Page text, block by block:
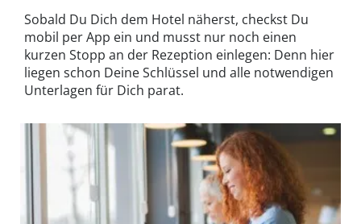
Sobald Du Dich dem Hotel näherst, checkst Du
mobil per App ein und musst nur noch einen
kurzen Stopp an der Rezeption einlegen: Denn hier
liegen schon Deine Schlüssel und alle notwendigen
Unterlagen für Dich parat.